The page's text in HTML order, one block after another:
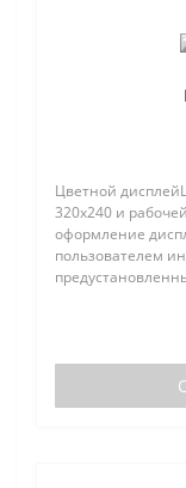
Цветной
320х240 и
оформление
пользователем